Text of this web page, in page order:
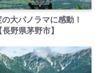
PR
大パノラマに感動！
野県茅野市】